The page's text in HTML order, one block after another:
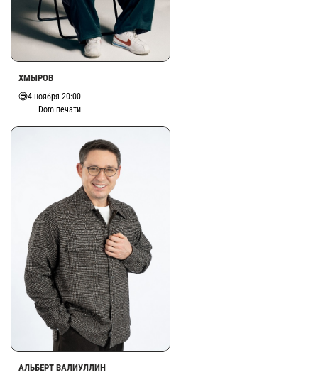
ХМЫРОВ
4 ноября 20:00
Dom печати
АЛЬБЕРТ ВАЛИУЛЛИН